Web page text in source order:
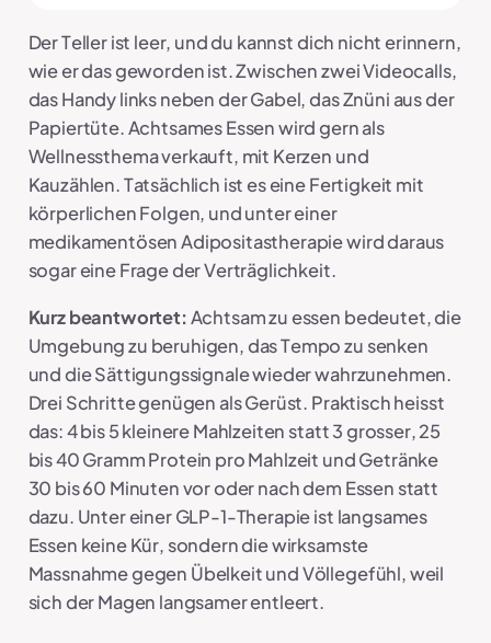
Der Teller ist leer, und du kannst dich nicht erinnern,
wie er das geworden ist. Zwischen zwei Videocalls,
das Handy links neben der Gabel, das Znüni aus der
Papiertüte. Achtsames Essen wird gern als
Wellnessthema verkauft, mit Kerzen und
Kauzählen. Tatsächlich ist es eine Fertigkeit mit
körperlichen Folgen, und unter einer
medikamentösen Adipositastherapie wird daraus
sogar eine Frage der Verträglichkeit.
Kurz beantwortet:Achtsam zu essen bedeutet, die
Umgebung zu beruhigen, das Tempo zu senken
und die Sättigungssignale wieder wahrzunehmen.
Drei Schritte genügen als Gerüst. Praktisch heisst
das: 4 bis 5 kleinere Mahlzeiten statt 3 grosser, 25
bis 40 Gramm Protein pro Mahlzeit und Getränke
30 bis 60 Minuten vor oder nach dem Essen statt
dazu. Unter einer GLP-1-Therapie ist langsames
Essen keine Kür, sondern die wirksamste
Massnahme gegen Übelkeit und Völlegefühl, weil
sich der Magen langsamer entleert.